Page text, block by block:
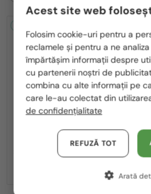
MIU MIU—Ochelari de soare
MU A55S - ​1BC90Q - ​57
România / RO
Polska / PL
Magyarország / HU
United Arab
Austria / AT
Germania / DE
Franța / FR
Acest site web
Folosim cookie-uri pentru a
reclamele și pentru a ne
împărtășim informații despre
cu partenerii noștri de
combina cu alte informații pe
care le-au colectat din
de confidențialitate
REFUZĂ TOT
Arată